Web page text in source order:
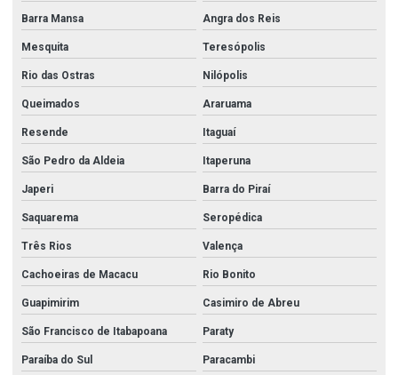
Barra Mansa Angra dos Reis
Mesquita Teresópolis
Rio das Ostras Nilópolis
Queimados Araruama
Resende Itaguaí
São Pedro da Aldeia Itaperuna
Japeri Barra do Piraí
Saquarema Seropédica
Três Rios Valença
Cachoeiras de Macacu Rio Bonito
Guapimirim Casimiro de Abreu
São Francisco de Itabapoana Paraty
Paraíba do Sul Paracambi